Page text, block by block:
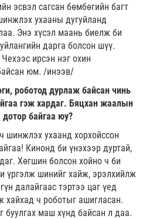
эсвэл сагсан бөмбөгийн багт
ухааны дугуйланд
Энэ хүсэл маань биелж би
дарга болсон шүү.
ирсэн нэг охин
юм. /инээв/
роботод дурлаж байсан чинь
гэж хардаг. Бяцхан жаалын
дотор байгаа юу?
шинжлэх ухаанд хорхойссон
Кинонд би үнэхээр дуртай,
Хөгшин болсон хойно ч би
үргэлж шинийг хайж, эрэлхийлж
далайгаас тэртээ цаг үед
хайхад ч роботыг ашигласан.
маш хүнд байсан л даа.